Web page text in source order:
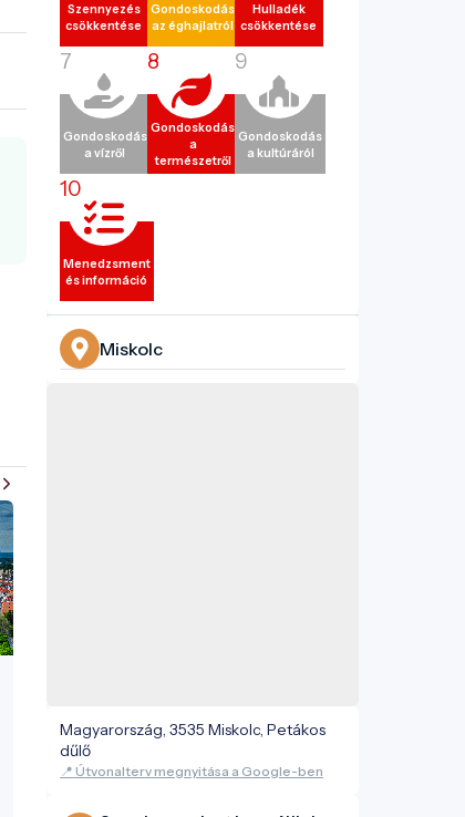
Szennyezés
csökkentése
Gondoskodás
az éghajlatról
Hulladék
csökkentése
7
Gondoskodás
a vízről
8
Gondoskodás
a
természetről
9
Gondoskodás
a kultúráról
10
Menedzsment
és információ
Miskolc
Magyarország, 3535 Miskolc, Petákos
dűlő
📍 Útvonalterv megnyitása a Google-ben